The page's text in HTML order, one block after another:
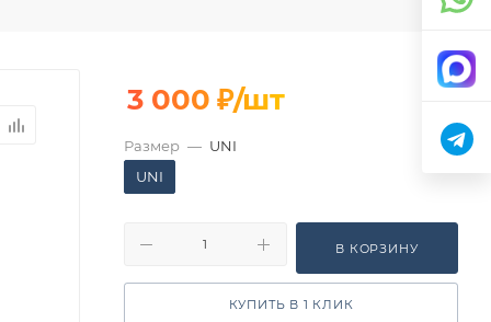
3 000 ₽/шт
Размер — UNI
UNI
В КОРЗИНУ
КУПИТЬ В 1 КЛИК